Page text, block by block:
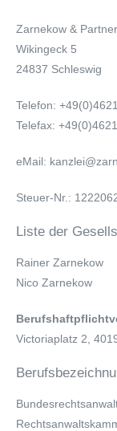
Zarnekow &
Wikingeck 5
24837 Schleswig
Telefon:
Telefax:
eMail:
Steuer-Nr.:
Liste der
Rainer Zarnekow
Nico Zarnekow
Victoriaplatz 2,